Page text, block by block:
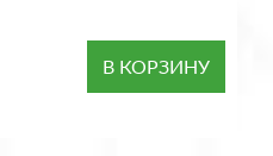
В КОРЗИНУ